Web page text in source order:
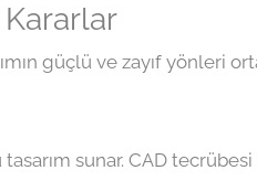
güçlü ve zayıf yönleri
sunar. CAD